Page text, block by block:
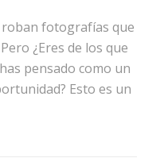
fotografías que
¿Eres de los que
pensado como un
Esto es un